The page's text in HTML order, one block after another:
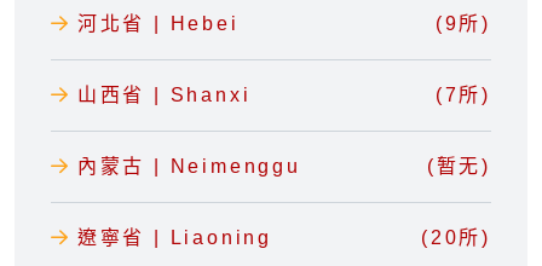
河北省 | Hebei (9所)
山西省 | Shanxi (7所)
內蒙古 | Neimenggu (暂无)
遼寧省 | Liaoning (20所)